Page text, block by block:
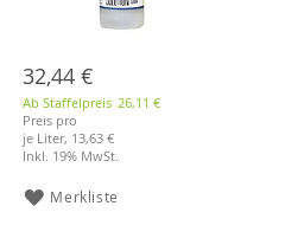
32,44 €
Ab Staffelpreis 26,11 €
Preis pro
je Liter, 13,63 €
Inkl. 19% MwSt.
Merkliste